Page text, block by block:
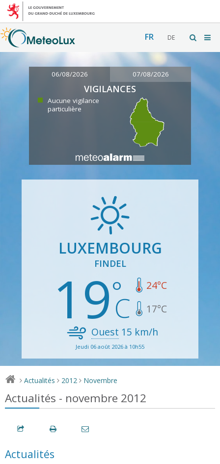
FR DE
06/08/2026 07/08/2026
VIGILANCES
Aucune vigilance
particulière
LUXEMBOURG
FINDEL
19 24°C
17°C
Ouest 15 km/h
Jeudi 06 août 2026 à 10h55
> Actualités > 2012 > Novembre
Actualités - novembre 2012
Actualités